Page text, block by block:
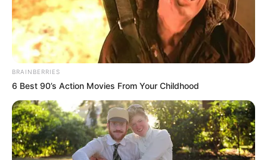
ЧитачіGroza–news заявляють, що підтримка
бізнесу у вигляді компенсації 8000 карантинних
BRAINBERRIES
6 Best 90’s Action Movies From Your Childhood